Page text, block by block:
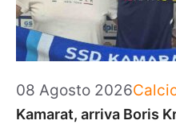
08 Agosto 2026
Kamarat, arriva Boris